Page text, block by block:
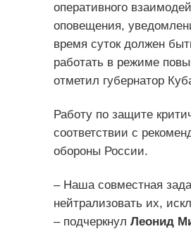
оперативного
оповещения,
время суток должен
работать в режиме
отметил губернатор
Работу по защите
соответствии с
обороны России.
– Наша совместная
нейтрализовать их,
– подчеркнул Леонид